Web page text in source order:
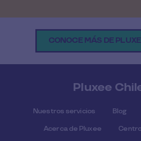
CONOCE MÁS DE
Pluxee
Nuestros servicios Blog
Acerca de Pluxee